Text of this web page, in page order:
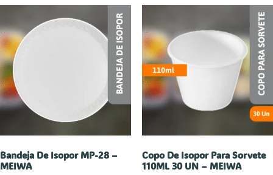
Bandeja De Isopor MP-28 –
MEIWA
Copo De Isopor Para Sorvete
110ML 30 UN – MEIWA